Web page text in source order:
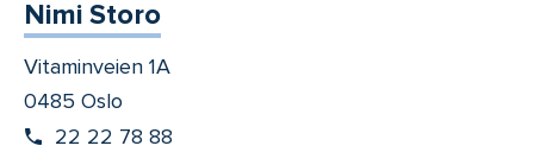
Nimi Storo
Vitaminveien 1A
0485 Oslo
22 22 78 88